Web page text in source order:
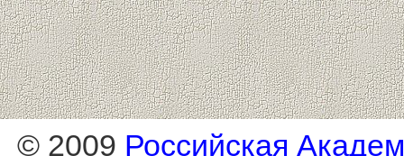
© 2009 Российская